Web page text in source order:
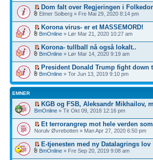
Dom falt over Regjeringen i
Elmer Solberg » Fre Mai 29, 2020 8:14 pm
Korona virus- er et MASSEMORD!
BmOnline » Lør Mar 21, 2020 10:27 am
Korona- tullball nå også lokalt..
BmOnline » Lør Mar 14, 2020 9:19 am
President Donald Trump fight down
BmOnline » Tor Jun 13, 2019 9:10 pm
EMNER
KGB og FSB, Aleksandr Mikhailov,
BmOnline » Tir Okt 09, 2018 12:16 pm
Et terrorangrep mot hele verden
Norulv Øvrebotten » Man Apr 27, 2020 6:50 pm
E-tjenesten med ny Datalagrings lov
BmOnline » Fre Sep 20, 2019 9:08 am